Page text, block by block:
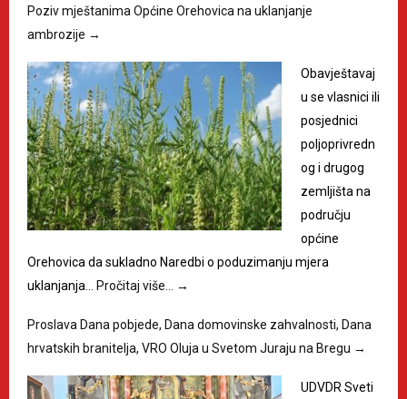
Poziv mještanima Općine Orehovica na uklanjanje
ambrozije →
Obavještavaj
u se vlasnici ili
posjednici
poljoprivredn
og i drugog
zemljišta na
području
općine
Orehovica da sukladno Naredbi o poduzimanju mjera
uklanjanja… Pročitaj više… →
Proslava Dana pobjede, Dana domovinske zahvalnosti, Dana
hrvatskih branitelja, VRO Oluja u Svetom Juraju na Bregu →
UDVDR Sveti